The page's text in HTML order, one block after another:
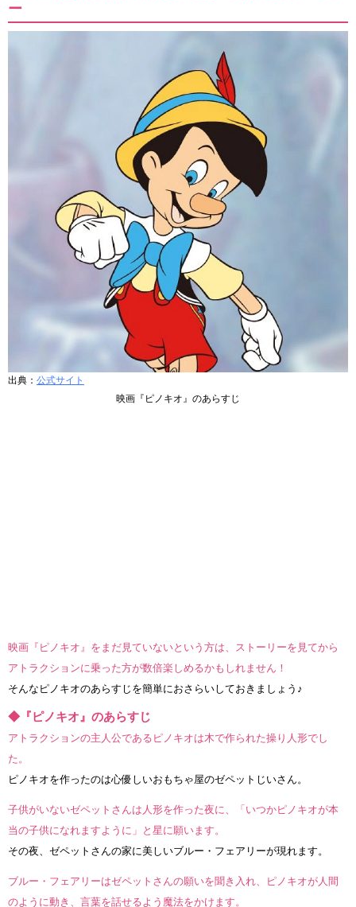
ー
出典： 公式サイト
映画『ピノキオ』のあらすじ
映画『ピノキオ』をまだ見ていないという方は、ストーリーを見てから
アトラクションに乗った方が数倍楽しめるかもしれません！
そんなピノキオのあらすじを簡単におさらいしておきましょう♪
◆『ピノキオ』のあらすじ
アトラクションの主人公であるピノキオは木で作られた操り人形でし
た。
ピノキオを作ったのは心優しいおもちゃ屋のゼペットじいさん。
子供がいないゼペットさんは人形を作った夜に、「いつかピノキオが本
当の子供になれますように」と星に願います。
その夜、ゼペットさんの家に美しいブルー・フェアリーが現れます。
ブルー・フェアリーはゼペットさんの願いを聞き入れ、ピノキオが人間
のように動き、言葉を話せるよう魔法をかけます。